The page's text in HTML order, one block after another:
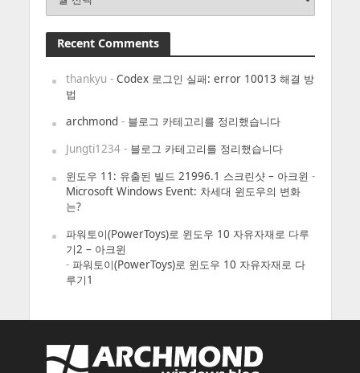
Recent Comments
thankyu - Codex 로그인 실패: error 10013 해결 방
법
archmond- 블로그 카테고리를 정리했습니다
Jungti1234- 블로그 카테고리를 정리했습니다
윈도우 11: 유출된 빌드 21996.1 스크린샷 – 아크윈 -
Microsoft Windows Event: 차세대 윈도우의 변화
는?
파워토이(PowerToys)로 윈도우 10 자유자재로 다루
기2 – 아크윈
- 파워토이(PowerToys)로 윈도우 10 자유자재로 다
루기1